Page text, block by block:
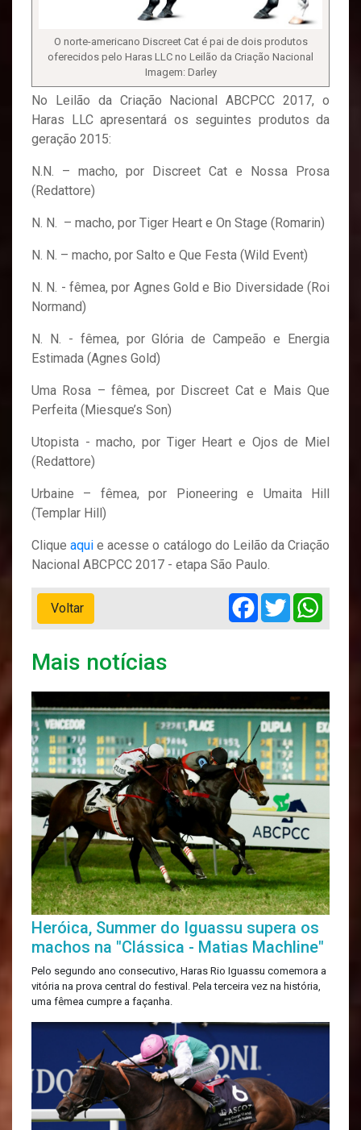
O norte-americano Discreet Cat é pai de dois produtos
oferecidos pelo Haras LLC no Leilão da Criação Nacional
Imagem: Darley
No Leilão da Criação Nacional ABCPCC 2017, o
Haras LLC apresentará os seguintes produtos da
geração 2015:
N.N. – macho, por Discreet Cat e Nossa Prosa
(Redattore)
N. N. – macho, por Tiger Heart e On Stage (Romarin)
N. N. – macho, por Salto e Que Festa (Wild Event)
N. N. - fêmea, por Agnes Gold e Bio Diversidade (Roi
Normand)
N. N. - fêmea, por Glória de Campeão e Energia
Estimada (Agnes Gold)
Uma Rosa – fêmea, por Discreet Cat e Mais Que
Perfeita (Miesque’s Son)
Utopista - macho, por Tiger Heart e Ojos de Miel
(Redattore)
Urbaine – fêmea, por Pioneering e Umaita Hill
(Templar Hill)
Cliqueaqui e acesse o catálogo do Leilão da Criação
Nacional ABCPCC 2017 - etapa São Paulo.
Voltar
Facebook
Twitter
Mais notícias
Heróica, Summer do Iguassu supera os
machos na "Clássica - Matias Machline"
Pelo segundo ano consecutivo, Haras Rio Iguassu comemora a
vitória na prova central do festival. Pela terceira vez na história,
uma fêmea cumpre a façanha.